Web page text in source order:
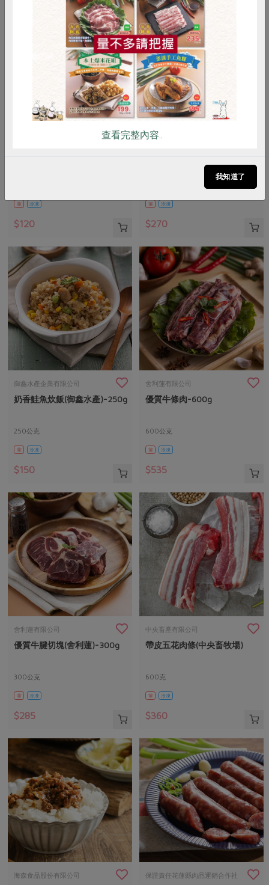
葷 冷凍
$120
御鑫水產企業有限公司
320公克(含固形量240公克)
葷 冷凍
$270
御鑫水產企業有限公司
奶香鮭魚炊飯(御鑫水產)-250g
250公克
葷 冷凍
$150
舍利蓮有限公司
優質牛條肉-600g
600公克
葷 冷凍
$535
舍利蓮有限公司
優質牛腱切塊(舍利蓮)-300g
300公克
葷 冷凍
$285
中央畜產有限公司
帶皮五花肉條(中央畜牧場)
600克
葷 冷凍
$360
海森食品股份有限公司 保證責任花蓮縣肉品運銷合作社
RPET 食譜 減硝酸鹽
雞蛋 食安 共同購買
查看完整內容..
我知道了